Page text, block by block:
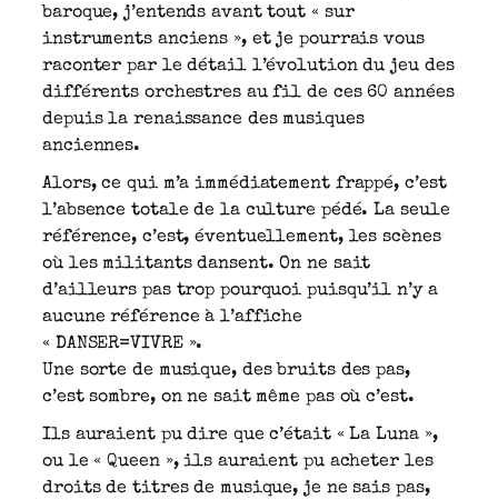
baroque, j’entends avant tout « sur
instruments anciens », et je pourrais vous
raconter par le détail l’évolution du jeu des
différents orchestres au fil de ces 60 années
depuis la renaissance des musiques
anciennes.
Alors, ce qui m’a immédiatement frappé, c’est
l’absence totale de la culture pédé. La seule
référence, c’est, éventuellement, les scènes
où les militants dansent. On ne sait
d’ailleurs pas trop pourquoi puisqu’il n’y a
aucune référence à l’affiche
« DANSER=VIVRE ».
Une sorte de musique, des bruits des pas,
c’est sombre, on ne sait même pas où c’est.
Ils auraient pu dire que c’était « La Luna »,
ou le « Queen », ils auraient pu acheter les
droits de titres de musique, je ne sais pas,